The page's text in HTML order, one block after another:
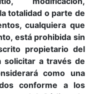
totalidad o parte de
cualquiera que
está prohibida sin
propietario del
solicitar a través de
como una
conforme a los